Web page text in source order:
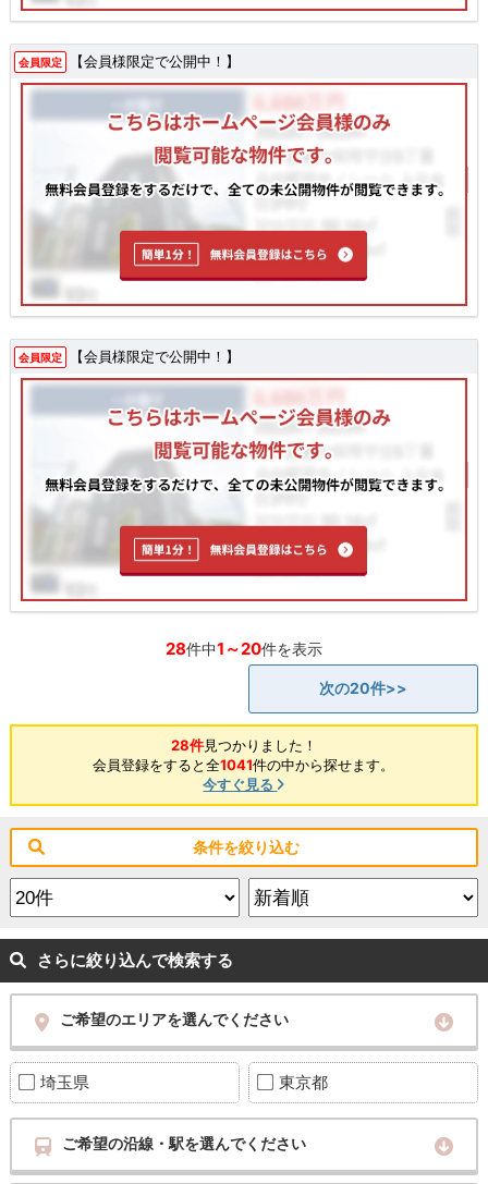
会員限定 【会員様限定で公開中！】
会員限定 【会員様限定で公開中！】
28件中1～20件を表示
次の20件>>
28件見つかりました！
会員登録をすると全1041件の中から探せます。
今すぐ見る
条件を絞り込む
さらに絞り込んで検索する
ご希望のエリアを選んでください
埼玉県 東京都
ご希望の沿線・駅を選んでください